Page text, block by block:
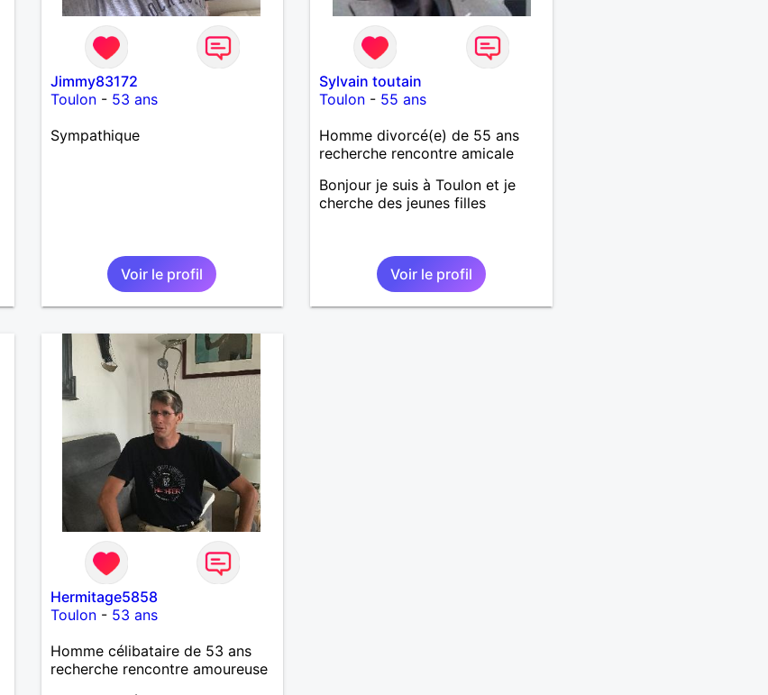
Jimmy83172
Toulon- 53 ans
Sympathique
Voir le profil
Sylvain toutain
Toulon - 55 ans
Homme divorcé(e) de 55 ans
recherche rencontre amicale
Bonjour je suis à Toulon et je
cherche des jeunes filles
Voir le profil
Hermitage5858
Toulon- 53 ans
Homme célibataire de 53 ans
recherche rencontre amoureuse